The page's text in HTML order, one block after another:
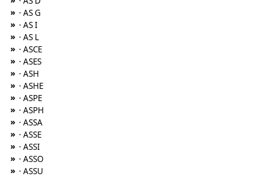
» · AS G
» · AS I
» · AS L
» · ASCE
» · ASES
» · ASH
» · ASHE
» · ASPE
» · ASPH
» · ASSA
» · ASSE
» · ASSI
» · ASSO
» · ASSU